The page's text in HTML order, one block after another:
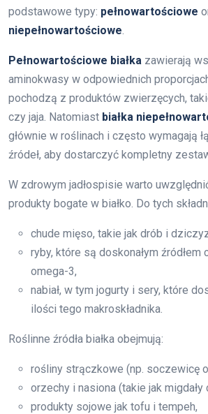
podstawowe typy: pełnowartościowe
niepełnowartościowe.
Pełnowartościowe białka zawierają
aminokwasy w odpowiednich
pochodzą z produktów zwierzęcych,
czy jaja. Natomiast białka
głównie w roślinach i często wymagają
źródeł, aby dostarczyć kompletny
W zdrowym jadłospisie warto
produkty bogate w białko. Do tych
chude mięso, takie jak drób i
ryby, które są doskonałym źródłem
omega-3,
nabiał, w tym jogurty i sery, które
ilości tego makroskładnika.
Roślinne źródła białka obejmują:
rośliny strączkowe (np. soczewicę
orzechy i nasiona (takie jak migdały
produkty sojowe jak tofu i tempeh,